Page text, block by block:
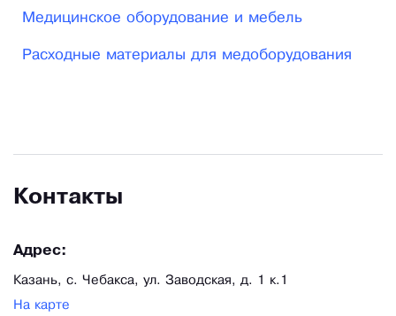
(дезинфектанты), пакеты для медицинских
отходов, патологоанатомические мешки,
Медицинское оборудование и мебель
Расходные материалы для медоборудования
Контакты
Адрес:
Казань, с. Чебакса, ул. Заводская, д. 1 к.1
На карте